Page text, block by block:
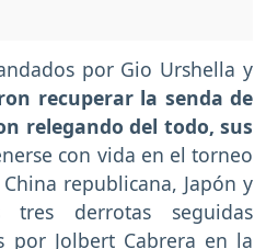
por Gio Urshella y
recuperar la senda de
relegando del todo, sus
con vida en el torneo
republicana, Japón y
tres derrotas seguidas
Jolbert Cabrera en la